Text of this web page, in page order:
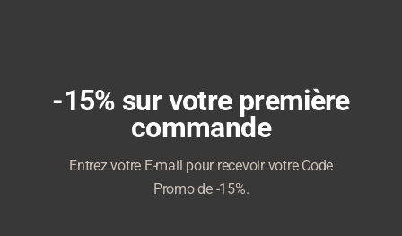
-15% sur votre première
commande
Entrez votre E-mail pour recevoir votre Code
Promo de -15%.